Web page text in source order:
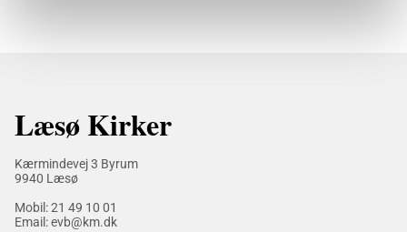
Læsø Kirker
Kærmindevej 3 Byrum
9940 Læsø
Mobil:21 49 10 01
Email: evb@km.dk